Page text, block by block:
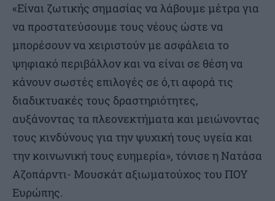
«Είναι ζωτικής σημασίας να λάβουμε μέτρα για
να προστατεύσουμε τους νέους ώστε να
μπορέσουν να χειριστούν με ασφάλεια το
ψηφιακό περιβάλλον και να είναι σε θέση να
κάνουν σωστές επιλογές σε ό,τι αφορά τις
διαδικτυακές τους δραστηριότητες,
αυξάνοντας τα πλεονεκτήματα και μειώνοντας
τους κινδύνους για την ψυχική τους υγεία και
την κοινωνική τους ευημερία», τόνισε η Νατάσα
Αζοπάρντι- Μουσκάτ αξιωματούχος του ΠΟΥ
Ευρώπης.